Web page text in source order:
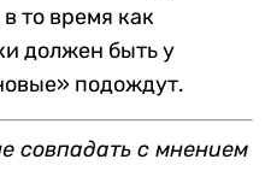
то время как
должен быть у
подождут.
совпадать с мнением